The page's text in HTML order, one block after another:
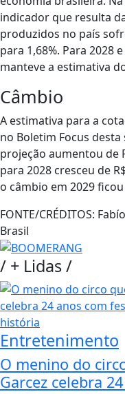
indicador que resulta
produzidos no país
para 1,68%. Para 2028
manteve a estimativa
Câmbio
A estimativa para a
no Boletim Focus desta
projeção aumentou de
para 2028 cresceu de
o câmbio em 2029
FONTE/CRÉDITOS:
Brasil
/ + Lidas/
Entretenimento
O menino do
Garcez celebra